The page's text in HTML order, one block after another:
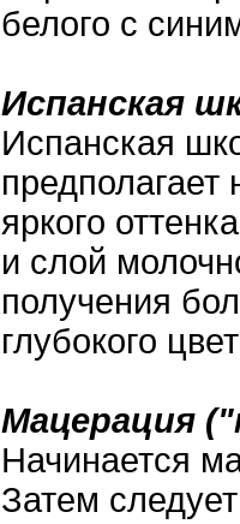
белого с
Испанская
Испанская
предполагает
яркого
и слой
получения
глубокого
Мацерация
Начинается
Затем